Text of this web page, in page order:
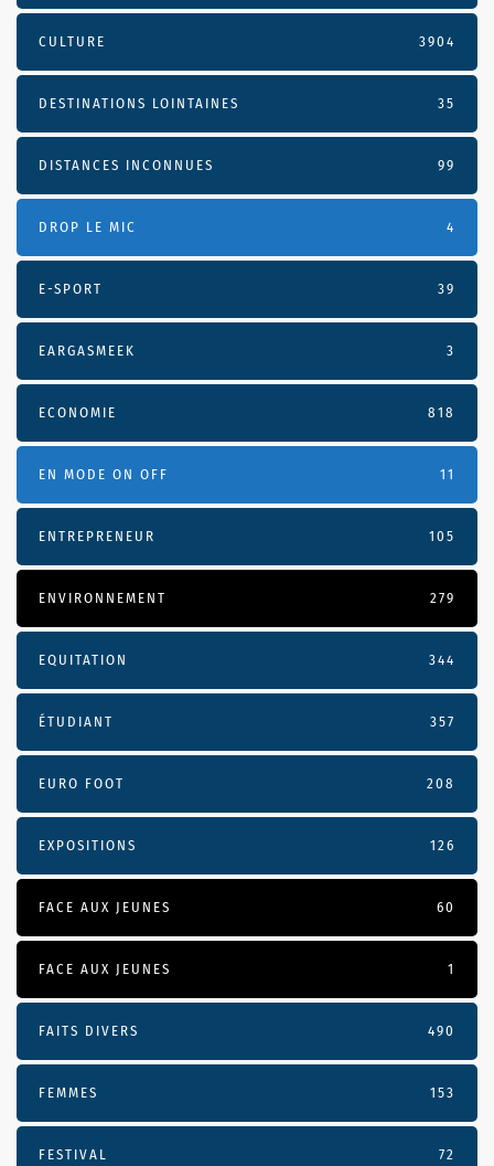
CULTURE 3904
DESTINATIONS LOINTAINES 35
DISTANCES INCONNUES 99
DROP LE MIC 4
E-SPORT 39
EARGASMEEK 3
ECONOMIE 818
EN MODE ON OFF 11
ENTREPRENEUR 105
ENVIRONNEMENT 279
EQUITATION 344
ÉTUDIANT 357
EURO FOOT 208
EXPOSITIONS 126
FACE AUX JEUNES 60
FACE AUX JEUNES 1
FAITS DIVERS 490
FEMMES 153
FESTIVAL 72